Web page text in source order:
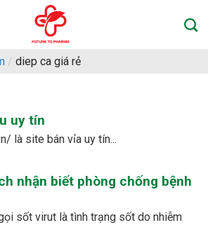
/ diep ca giá rẻ
uy tín
là site bán vỉa uy tín...
nhận biết phòng chống bệnh
sốt virut là tình trạng sốt do nhiễm